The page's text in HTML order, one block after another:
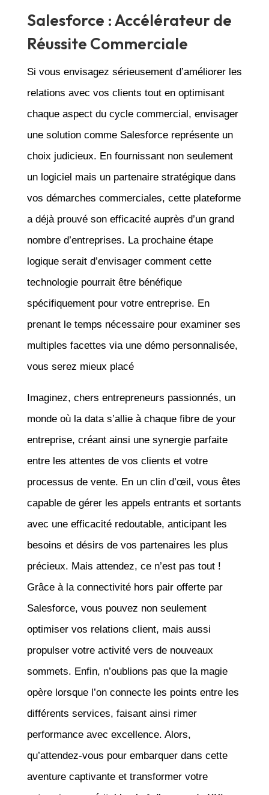
Salesforce : Accélérateur de
Réussite Commerciale
Si vous envisagez sérieusement d’améliorer les
relations avec vos clients tout en optimisant
chaque aspect du cycle commercial, envisager
une solution comme Salesforce représente un
choix judicieux. En fournissant non seulement
un logiciel mais un partenaire stratégique dans
vos démarches commerciales, cette plateforme
a déjà prouvé son efficacité auprès d’un grand
nombre d’entreprises. La prochaine étape
logique serait d’envisager comment cette
technologie pourrait être bénéfique
spécifiquement pour votre entreprise. En
prenant le temps nécessaire pour examiner ses
multiples facettes via une démo personnalisée,
vous serez mieux placé
Imaginez, chers entrepreneurs passionnés, un
monde où la data s’allie à chaque fibre de your
entreprise, créant ainsi une synergie parfaite
entre les attentes de vos clients et votre
processus de vente. En un clin d’œil, vous êtes
capable de gérer les appels entrants et sortants
avec une efficacité redoutable, anticipant les
besoins et désirs de vos partenaires les plus
précieux. Mais attendez, ce n’est pas tout !
Grâce à la connectivité hors pair offerte par
Salesforce, vous pouvez non seulement
optimiser vos relations client, mais aussi
propulser votre activité vers de nouveaux
sommets. Enfin, n’oublions pas que la magie
opère lorsque l’on connecte les points entre les
différents services, faisant ainsi rimer
performance avec excellence. Alors,
qu’attendez-vous pour embarquer dans cette
aventure captivante et transformer votre